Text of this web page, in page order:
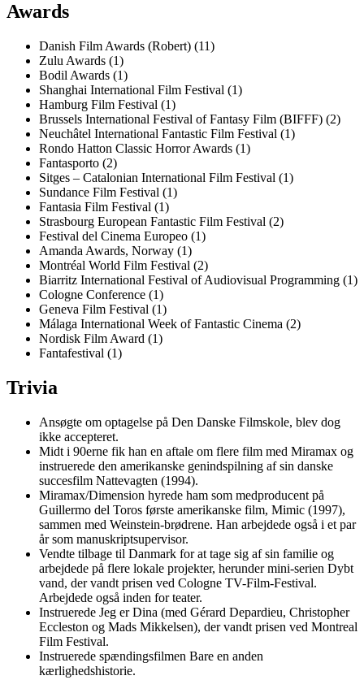
Awards
Danish Film Awards (Robert) (11)
Zulu Awards (1)
Bodil Awards (1)
Shanghai International Film Festival (1)
Hamburg Film Festival (1)
Brussels International Festival of Fantasy Film (BIFFF) (2)
Neuchâtel International Fantastic Film Festival (1)
Rondo Hatton Classic Horror Awards (1)
Fantasporto (2)
Sitges – Catalonian International Film Festival (1)
Sundance Film Festival (1)
Fantasia Film Festival (1)
Strasbourg European Fantastic Film Festival (2)
Festival del Cinema Europeo (1)
Amanda Awards, Norway (1)
Montréal World Film Festival (2)
Biarritz International Festival of Audiovisual Programming (1)
Cologne Conference (1)
Geneva Film Festival (1)
Málaga International Week of Fantastic Cinema (2)
Nordisk Film Award (1)
Fantafestival (1)
Trivia
Ansøgte om optagelse på Den Danske Filmskole, blev dog
ikke accepteret.
Midt i 90erne fik han en aftale om flere film med Miramax og
instruerede den amerikanske genindspilning af sin danske
succesfilm Nattevagten (1994).
Miramax/Dimension hyrede ham som medproducent på
Guillermo del Toros første amerikanske film, Mimic (1997),
sammen med Weinstein-brødrene. Han arbejdede også i et par
år som manuskriptsupervisor.
Vendte tilbage til Danmark for at tage sig af sin familie og
arbejdede på flere lokale projekter, herunder mini-serien Dybt
vand, der vandt prisen ved Cologne TV-Film-Festival.
Arbejdede også inden for teater.
Instruerede Jeg er Dina (med Gérard Depardieu, Christopher
Eccleston og Mads Mikkelsen), der vandt prisen ved Montreal
Film Festival.
Instruerede spændingsfilmen Bare en anden
kærlighedshistorie.